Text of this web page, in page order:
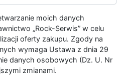
moich danych
„Rock-Serwis” w celu
oferty zakupu. Zgody na
wymaga Ustawa z dnia 29
danych osobowych (Dz. U. Nr
zmianami.